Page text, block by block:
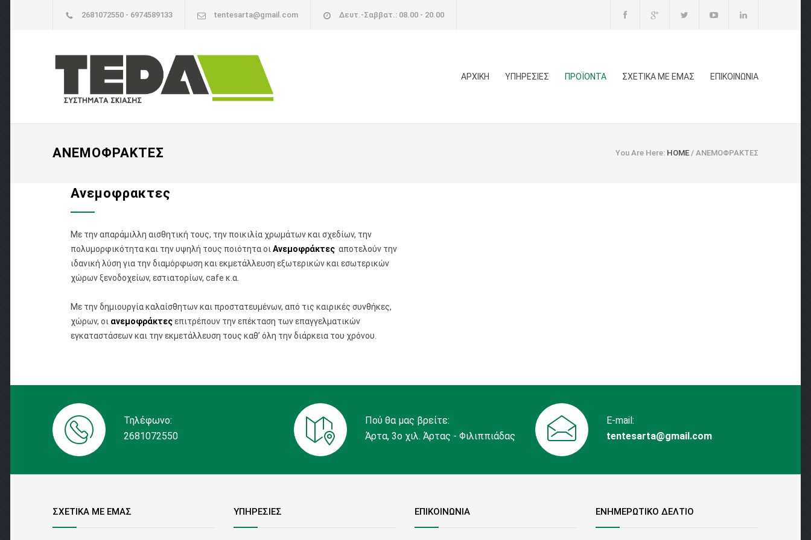
2681072550 - 6974589133 tentesarta@gmail.com Δευτ.-Σαββατ.: 08.00 - 20.00
ΑΡΧΙΚΗ ΥΠΗΡΕΣΙΕΣ ΠΡΟΪΟΝΤΑ ΣΧΕΤΙΚΑ ΜΕ ΕΜΑΣ ΕΠΙΚΟΙΝΩΝΙΑ
ΑΝΕΜΟΦΡΑΚΤΕΣ You Are Here: HOME / ΑΝΕΜΟΦΡΑΚΤΕΣ
Ανεμοφρακτες
Με την απαράμιλλη αισθητική τους, την ποικιλία χρωμάτων και σχεδίων, την
πολυμορφικότητα και την υψηλή τους ποιότητα οι Ανεμοφράκτες αποτελούν την
ιδανική λύση για την διαμόρφωση και εκμετάλλευση εξωτερικών και εσωτερικών
χώρων ξενοδοχείων, εστιατορίων, cafe κ.α.
Με την δημιουργία καλαίσθητων και προστατευμένων, από τις καιρικές συνθήκες,
χώρων, οι ανεμοφράκτεςεπιτρέπουν την επέκταση των επαγγελματικών
εγκαταστάσεων και την εκμετάλλευση τους καθ’ όλη την διάρκεια του χρόνου.
Τηλέφωνο:
2681072550
Πού θα μας βρείτε:
Άρτα, 3ο χιλ. Άρτας - Φιλιππιάδας
E-mail:
tentesarta@gmail.com
ΣΧΕΤΙΚΑ ΜΕ ΕΜΑΣ ΥΠΗΡΕΣΙΕΣ ΕΠΙΚΟΙΝΩΝΙΑ ΕΝΗΜΕΡΩΤΙΚΟ ΔΕΛΤΙΟ